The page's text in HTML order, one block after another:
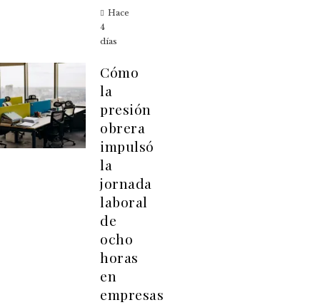
Hace
4
días
Cómo
la
presión
obrera
impulsó
la
jornada
laboral
de
ocho
horas
en
empresas